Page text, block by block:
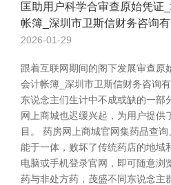
匡助用户科学合审查原始凭证
帐簿_深圳市卫斯信财务咨询
2026-01-29
跟着互联网期间的阁下发展审查原
会计帐簿_深圳市卫斯信财务咨询
东说念主们生计中不成或缺的一部
网上商城也迟缓兴起，为用户提供
目。 药房网上商城官网集药品查
能于一体，败坏了传统药店的地域
电脑或手机登录官网，即可随意浏
药与非处方药，茂盛不同东说念主